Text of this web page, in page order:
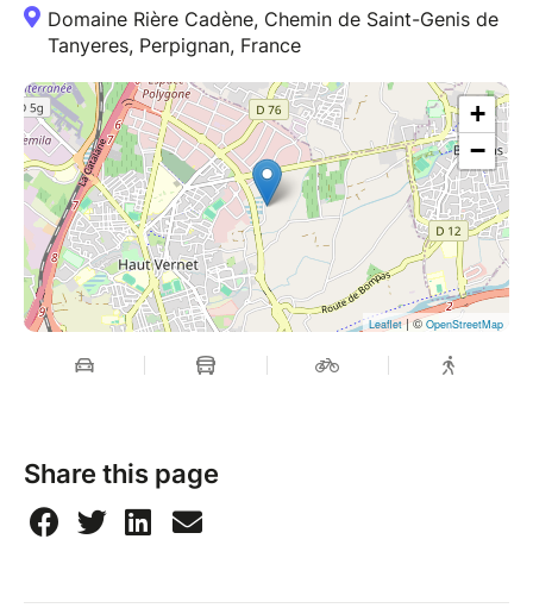
Domaine Rière Cadène, Chemin de Saint-Genis de
Tanyeres, Perpignan, France
+
−
Leaflet| ©OpenStreetMap
Share this page